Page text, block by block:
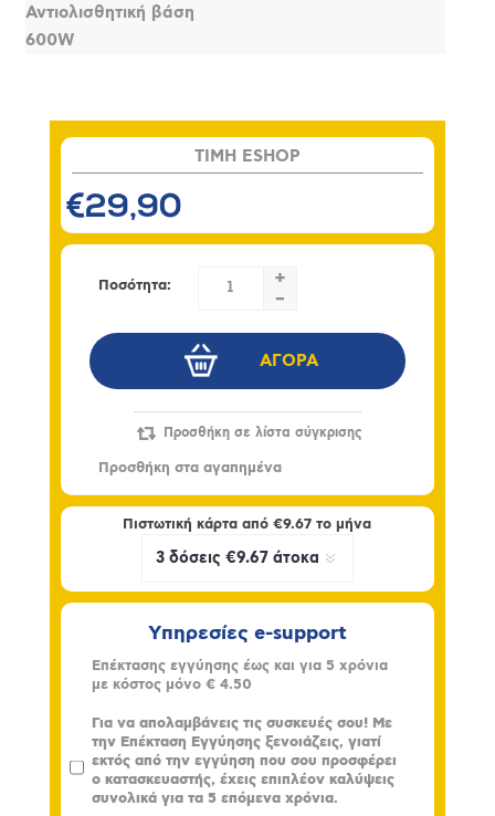
Αντιολισθητική βάση
600W
TIMH ESHOP
€29,90
Ποσότητα:
+
-
Πιστωτική κάρτα από€9.67 το μήνα
Υπηρεσίες e-support
Επέκτασης εγγύησης έως και για 5 χρόνια
με κόστος μόνο € 4.50
Για να απολαμβάνεις τις συσκευές σου! Με
την Επέκταση Εγγύησης ξενοιάζεις, γιατί
εκτός από την εγγύηση που σου προσφέρει
ο κατασκευαστής, έχεις επιπλέον καλύψεις
συνολικά για τα 5 επόμενα χρόνια.